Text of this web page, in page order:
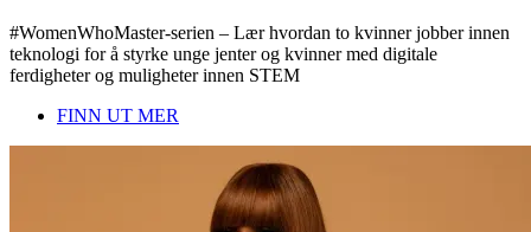
#WomenWhoMaster-serien – Lær hvordan to kvinner jobber innen
teknologi for å styrke unge jenter og kvinner med digitale
ferdigheter og muligheter innen STEM
FINN UT MER